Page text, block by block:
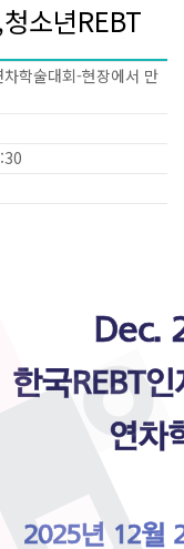
소년REBT
학술대회-현장에서 만